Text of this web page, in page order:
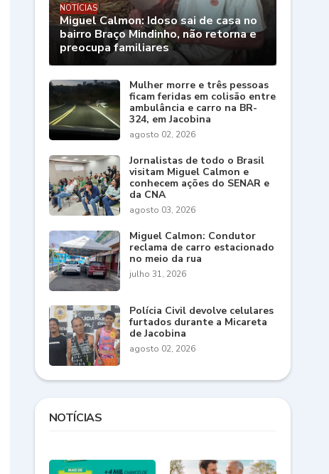
NOTÍCIAS
Miguel Calmon: Idoso sai de casa no
bairro Braço Mindinho, não retorna e
preocupa familiares
Mulher morre e três pessoas
ficam feridas em colisão entre
ambulância e carro na BR-
324, em Jacobina
agosto 02, 2026
Jornalistas de todo o Brasil
visitam Miguel Calmon e
conhecem ações do SENAR e
da CNA
agosto 03, 2026
Miguel Calmon: Condutor
reclama de carro estacionado
no meio da rua
julho 31, 2026
Polícia Civil devolve celulares
furtados durante a Micareta
de Jacobina
agosto 02, 2026
NOTÍCIAS